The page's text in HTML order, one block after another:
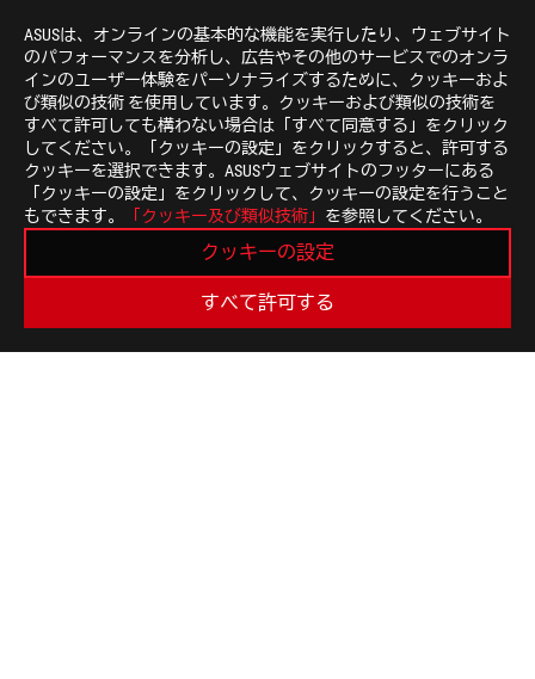
ASUSは、オンラインの基本的な機能を実行したり、ウェブサイト
のパフォーマンスを分析し、広告やその他のサービスでのオンラ
インのユーザー体験をパーソナライズするために、クッキーおよ
び類似の技術 を使用しています。クッキーおよび類似の技術を
すべて許可しても構わない場合は「すべて同意する」をクリック
してください。「クッキーの設定」をクリックすると、許可する
クッキーを選択できます。ASUSウェブサイトのフッターにある
「クッキーの設定」をクリックして、クッキーの設定を行うこと
もできます。
「クッキー及び類似技術」 を参照してください。
クッキーの設定
すべて許可する
Disclaimer
米国およびカナダでは、米連邦通信委員会（Federal
Canada）の認証を受けた製品が販売されます。現地で購
サイトをご覧ください。
すべての仕様は、予告なしに変更されることがありま
ださい。製品はすべての国地域で入手できるわけではあ
仕様や機能は、モデルによって異なります。すべての
基板色、同梱ソフトのバージョンは予告なく変更する場
前述のすべてのブランド名および製品名は、各社の商
特に明記されない限り、すべての性能表示は理論上の
USB 3.0、3.1、3.2、および/またはType-Cの実際の転送
ステム構成と動作環境により異なります。